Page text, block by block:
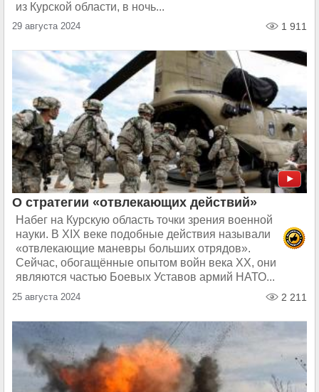
из Курской области, в ночь...
29 августа 2024 1 911
О стратегии «отвлекающих действий»
Набег на Курскую область точки зрения военной
науки. В XIX веке подобные действия называли
«отвлекающие маневры больших отрядов».
Сейчас, обогащённые опытом войн века XX, они
являются частью Боевых Уставов армий НАТО...
25 августа 2024 2 211